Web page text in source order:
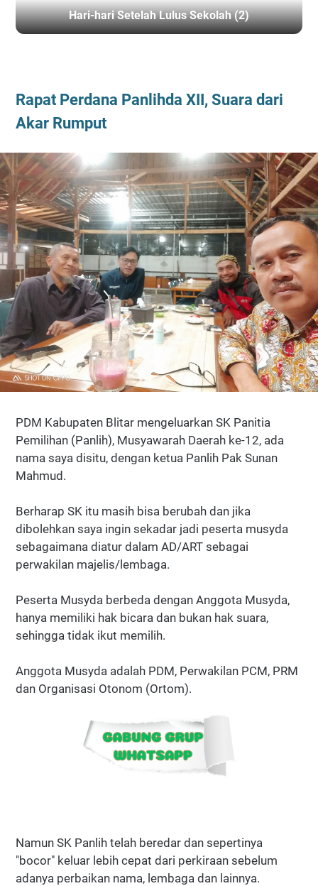
Hari-hari Setelah Lulus Sekolah (2)
Rapat Perdana Panlihda XII, Suara dari
Akar Rumput
PDM Kabupaten Blitar mengeluarkan SK Panitia
Pemilihan (Panlih), Musyawarah Daerah ke-12, ada
nama saya disitu, dengan ketua Panlih Pak Sunan
Mahmud.
Berharap SK itu masih bisa berubah dan jika
dibolehkan saya ingin sekadar jadi peserta musyda
sebagaimana diatur dalam AD/ART sebagai
perwakilan majelis/lembaga.
Peserta Musyda berbeda dengan Anggota Musyda,
hanya memiliki hak bicara dan bukan hak suara,
sehingga tidak ikut memilih.
Anggota Musyda adalah PDM, Perwakilan PCM, PRM
dan Organisasi Otonom (Ortom).
Namun SK Panlih telah beredar dan sepertinya
"bocor" keluar lebih cepat dari perkiraan sebelum
adanya perbaikan nama, lembaga dan lainnya.